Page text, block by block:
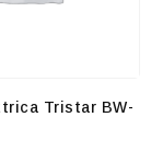
Tristar BW-